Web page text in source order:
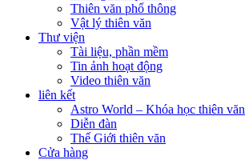
Thiên văn phổ thông
Vật lý thiên văn
Thư viện
Tài liệu, phần mềm
Tin ảnh hoạt động
Video thiên văn
liên kết
Astro World – Khóa học thiên văn
Diễn đàn
Thế Giới thiên văn
Cửa hàng